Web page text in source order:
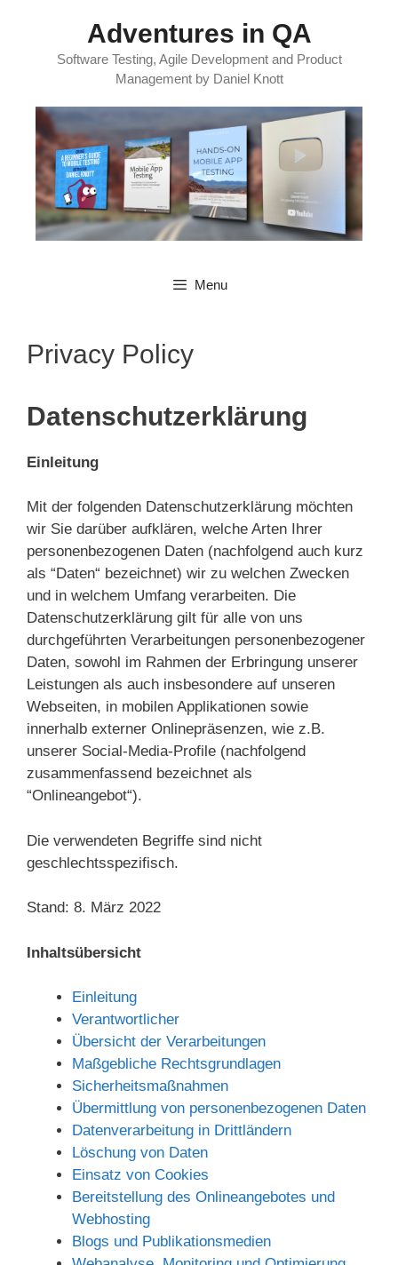
Adventures in QA
Software Testing, Agile Development and Product
Management by Daniel Knott
Menu
Privacy Policy
Datenschutzerklärung
Einleitung
Mit der folgenden Datenschutzerklärung möchten
wir Sie darüber aufklären, welche Arten Ihrer
personenbezogenen Daten (nachfolgend auch kurz
als “Daten“ bezeichnet) wir zu welchen Zwecken
und in welchem Umfang verarbeiten. Die
Datenschutzerklärung gilt für alle von uns
durchgeführten Verarbeitungen personenbezogener
Daten, sowohl im Rahmen der Erbringung unserer
Leistungen als auch insbesondere auf unseren
Webseiten, in mobilen Applikationen sowie
innerhalb externer Onlinepräsenzen, wie z.B.
unserer Social-Media-Profile (nachfolgend
zusammenfassend bezeichnet als
“Onlineangebot“).
Die verwendeten Begriffe sind nicht
geschlechtsspezifisch.
Stand: 8. März 2022
Inhaltsübersicht
Einleitung
Verantwortlicher
Übersicht der Verarbeitungen
Maßgebliche Rechtsgrundlagen
Sicherheitsmaßnahmen
Übermittlung von personenbezogenen Daten
Datenverarbeitung in Drittländern
Löschung von Daten
Einsatz von Cookies
Bereitstellung des Onlineangebotes und
Webhosting
Blogs und Publikationsmedien